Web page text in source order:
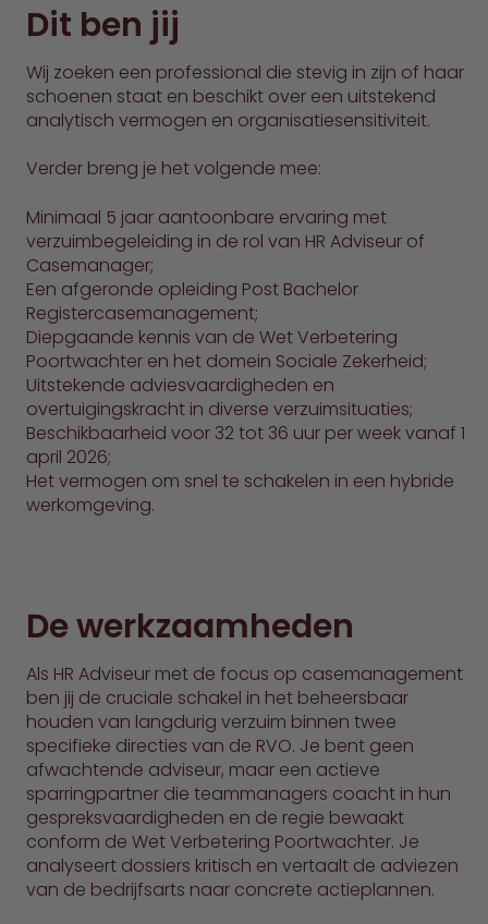
Dit ben jij
Wij zoeken een professional die stevig in zijn of haar
schoenen staat en beschikt over een uitstekend
analytisch vermogen en organisatiesensitiviteit.
Verder breng je het volgende mee:
Minimaal 5 jaar aantoonbare ervaring met
verzuimbegeleiding in de rol van HR Adviseur of
Casemanager;
Een afgeronde opleiding Post Bachelor
Registercasemanagement;
Diepgaande kennis van de Wet Verbetering
Poortwachter en het domein Sociale Zekerheid;
Uitstekende adviesvaardigheden en
overtuigingskracht in diverse verzuimsituaties;
Beschikbaarheid voor 32 tot 36 uur per week vanaf 1
april 2026;
Het vermogen om snel te schakelen in een hybride
werkomgeving.
De werkzaamheden
Als HR Adviseur met de focus op casemanagement
ben jij de cruciale schakel in het beheersbaar
houden van langdurig verzuim binnen twee
specifieke directies van de RVO. Je bent geen
afwachtende adviseur, maar een actieve
sparringpartner die teammanagers coacht in hun
gespreksvaardigheden en de regie bewaakt
conform de Wet Verbetering Poortwachter. Je
analyseert dossiers kritisch en vertaalt de adviezen
van de bedrijfsarts naar concrete actieplannen.